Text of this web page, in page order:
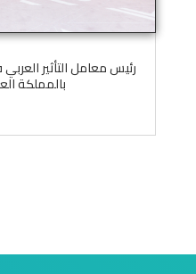
رئيس معامل التأثير
بالمملكة